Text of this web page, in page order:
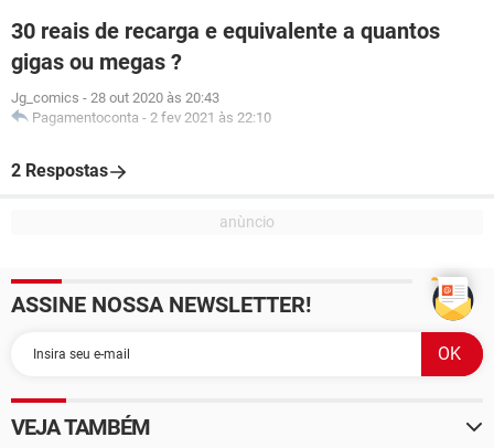
30 reais de recarga e equivalente a quantos
gigas ou megas ?
Jg_comics - 28 out 2020 às 20:43
Pagamentoconta - 2 fev 2021 às 22:10
2 Respostas
ASSINE NOSSA NEWSLETTER!
VEJA TAMBÉM